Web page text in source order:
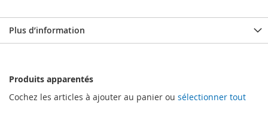
Plus d’information
Produits apparentés
Cochez les articles à ajouter au panier ou sélectionner tout